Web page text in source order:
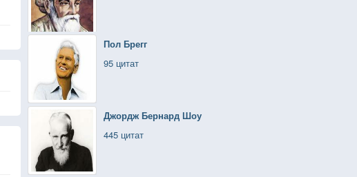
Пол Брегг
95 цитат
Джордж Бернард Шоу
445 цитат